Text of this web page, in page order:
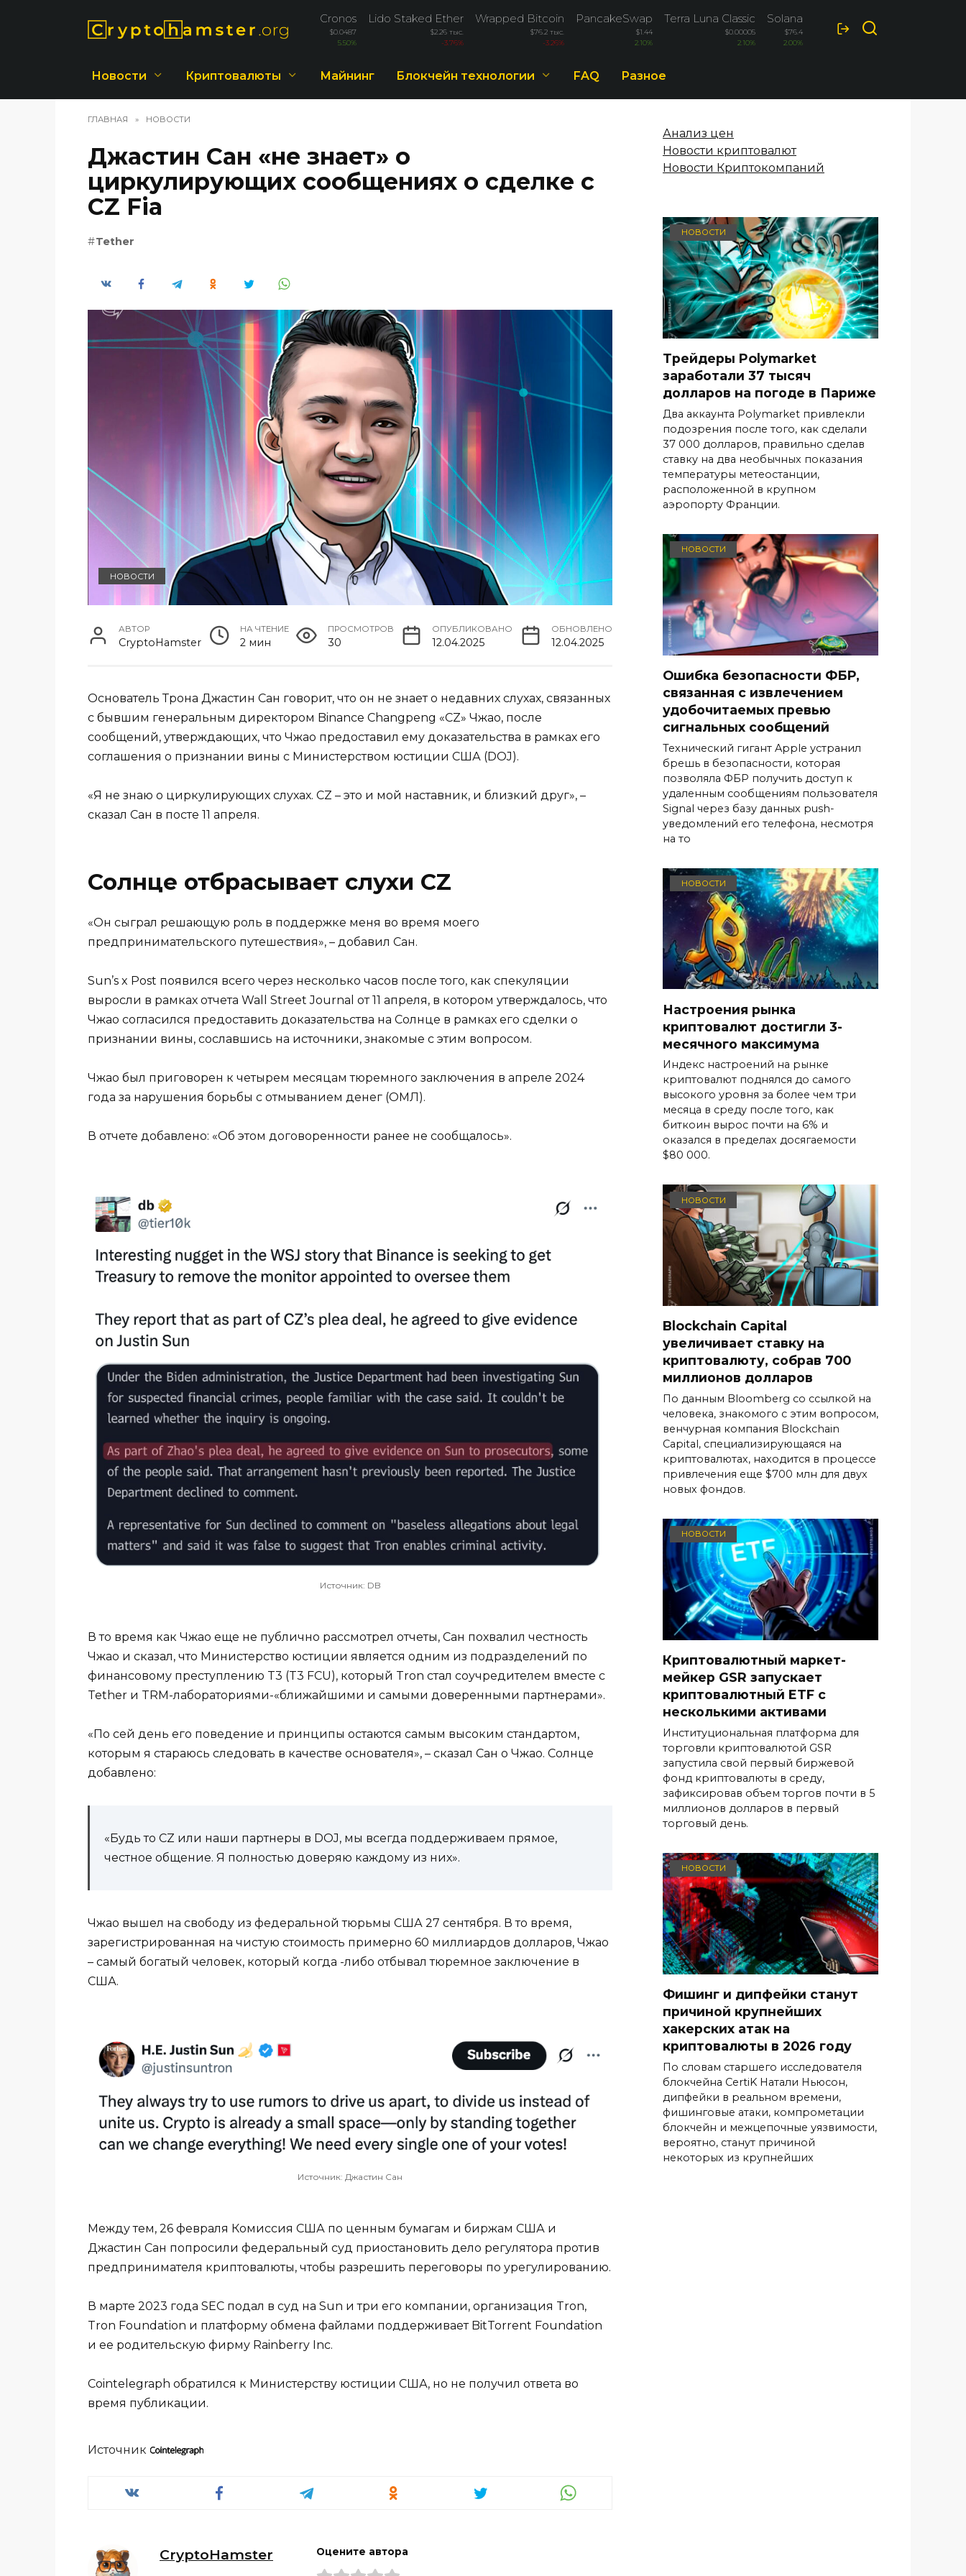
Cronos
$0.0487
5.50%
Lido Staked Ether
$2.26 тыс.
-3.76%
Wrapped Bitcoin
$76.2 тыс.
-3.26%
PancakeSwap
$1.44
2.10%
Terra Luna Classic
$0.00005
2.10%
Solana
$76.4
2.00%
Optimism
$0.088
Новости Криптовалюты Майнинг Блокчейн технологии FAQ Разное
ГЛАВНАЯ » НОВОСТИ
Джастин Сан «не знает» о
циркулирующих сообщениях о сделке с
CZ Fia
Tether
НОВОСТИ
АВТОР
CryptoHamster
НА ЧТЕНИЕ
2 мин
ПРОСМОТРОВ
30
ОПУБЛИКОВАНО
12.04.2025
ОБНОВЛЕНО
12.04.2025
Основатель Трона Джастин Сан говорит, что он не знает о недавних слухах, связанных
с бывшим генеральным директором Binance Changpeng «CZ» Чжао, после
сообщений, утверждающих, что Чжао предоставил ему доказательства в рамках его
соглашения о признании вины с Министерством юстиции США (DOJ).
«Я не знаю о циркулирующих слухах. CZ – это и мой наставник, и близкий друг», –
сказал Сан в посте 11 апреля.
Солнце отбрасывает слухи CZ
«Он сыграл решающую роль в поддержке меня во время моего
предпринимательского путешествия», – добавил Сан.
Sun’s x Post появился всего через несколько часов после того, как спекуляции
выросли в рамках отчета Wall Street Journal от 11 апреля, в котором утверждалось, что
Чжао согласился предоставить доказательства на Солнце в рамках его сделки о
признании вины, сославшись на источники, знакомые с этим вопросом.
Чжао был приговорен к четырем месяцам тюремного заключения в апреле 2024
года за нарушения борьбы с отмыванием денег (ОМЛ).
В отчете добавлено: «Об этом договоренности ранее не сообщалось».
Источник: DB
В то время как Чжао еще не публично рассмотрел отчеты, Сан похвалил честность
Чжао и сказал, что Министерство юстиции является одним из подразделений по
финансовому преступлению T3 (T3 FCU), который Tron стал соучредителем вместе с
Tether и TRM-лабораториями-«ближайшими и самыми доверенными партнерами».
«По сей день его поведение и принципы остаются самым высоким стандартом,
которым я стараюсь следовать в качестве основателя», – сказал Сан о Чжао. Солнце
добавлено:
«Будь то CZ или наши партнеры в DOJ, мы всегда поддерживаем прямое,
честное общение. Я полностью доверяю каждому из них».
Чжао вышел на свободу из федеральной тюрьмы США 27 сентября. В то время,
зарегистрированная на чистую стоимость примерно 60 миллиардов долларов, Чжао
– самый богатый человек, который когда -либо отбывал тюремное заключение в
США.
Источник: Джастин Сан
Между тем, 26 февраля Комиссия США по ценным бумагам и биржам США и
Джастин Сан попросили федеральный суд приостановить дело регулятора против
предпринимателя криптовалюты, чтобы разрешить переговоры по урегулированию.
В марте 2023 года SEC подал в суд на Sun и три его компании, организация Tron,
Tron Foundation и платформу обмена файлами поддерживает BitTorrent Foundation
и ее родительскую фирму Rainberry Inc.
Cointelegraph обратился к Министерству юстиции США, но не получил ответа во
время публикации.
Источник
CryptoHamster Оцените автора
Анализ цен
Новости криптовалют
Новости Криптокомпаний
НОВОСТИ
Трейдеры Polymarket
заработали 37 тысяч
долларов на погоде в Париже
Два аккаунта Polymarket привлекли
подозрения после того, как сделали
37 000 долларов, правильно сделав
ставку на два необычных показания
температуры метеостанции,
расположенной в крупном
аэропорту Франции.
НОВОСТИ
Ошибка безопасности ФБР,
связанная с извлечением
удобочитаемых превью
сигнальных сообщений
Технический гигант Apple устранил
брешь в безопасности, которая
позволяла ФБР получить доступ к
удаленным сообщениям пользователя
Signal через базу данных push-
уведомлений его телефона, несмотря
на то
НОВОСТИ
Настроения рынка
криптовалют достигли 3-
месячного максимума
Индекс настроений на рынке
криптовалют поднялся до самого
высокого уровня за более чем три
месяца в среду после того, как
биткоин вырос почти на 6% и
оказался в пределах досягаемости
$80 000.
НОВОСТИ
Blockchain Capital
увеличивает ставку на
криптовалюту, собрав 700
миллионов долларов
По данным Bloomberg со ссылкой на
человека, знакомого с этим вопросом,
венчурная компания Blockchain
Capital, специализирующаяся на
криптовалютах, находится в процессе
привлечения еще $700 млн для двух
новых фондов.
НОВОСТИ
Криптовалютный маркет-
мейкер GSR запускает
криптовалютный ETF с
несколькими активами
Институциональная платформа для
торговли криптовалютой GSR
запустила свой первый биржевой
фонд криптовалюты в среду,
зафиксировав объем торгов почти в 5
миллионов долларов в первый
торговый день.
НОВОСТИ
Фишинг и дипфейки станут
причиной крупнейших
хакерских атак на
криптовалюты в 2026 году
По словам старшего исследователя
блокчейна CertiK Натали Ньюсон,
дипфейки в реальном времени,
фишинговые атаки, компрометации
блокчейн и межцепочные уязвимости,
вероятно, станут причиной
некоторых из крупнейших